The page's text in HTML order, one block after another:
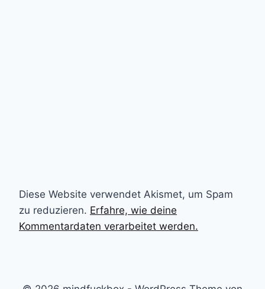
Diese Website verwendet Akismet, um Spam
zu reduzieren. Erfahre, wie deine
Kommentardaten verarbeitet werden.